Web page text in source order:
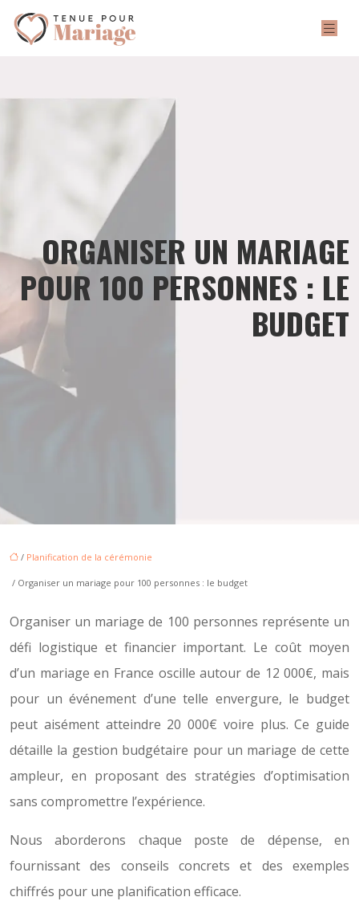
ORGANISER UN MARIAGE
POUR 100 PERSONNES : LE
BUDGET
/ Planification de la cérémonie
/ Organiser un mariage pour 100 personnes : le budget
Organiser un mariage de 100 personnes représente un
défi logistique et financier important. Le coût moyen
d’un mariage en France oscille autour de 12 000€, mais
pour un événement d’une telle envergure, le budget
peut aisément atteindre 20 000€ voire plus. Ce guide
détaille la gestion budgétaire pour un mariage de cette
ampleur, en proposant des stratégies d’optimisation
sans compromettre l’expérience.
Nous aborderons chaque poste de dépense, en
fournissant des conseils concrets et des exemples
chiffrés pour une planification efficace.